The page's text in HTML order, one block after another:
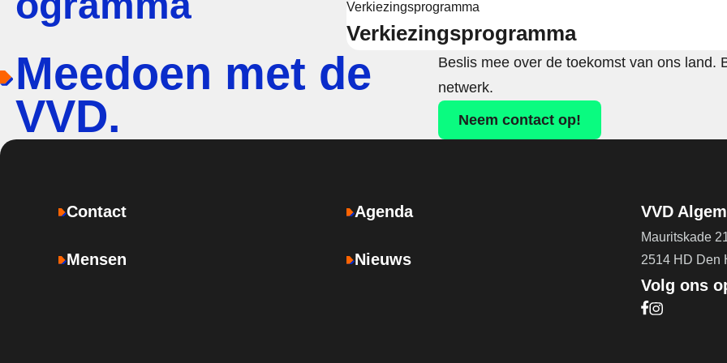
Verkiezingsprogramma
Verkiezingsprogramma
Meedoen met de
VVD.
Beslis mee over de toekomst van ons land.
netwerk.
Neem contact op!
Contact
Mensen
Agenda
Nieuws
VVD
Mauritskade
2514 HD Den
Volg ons
Bezoek onze
Bezoek